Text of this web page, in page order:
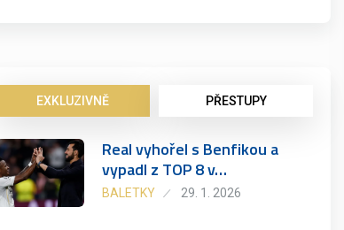
EXKLUZIVNĚ PŘESTUPY
Real vyhořel s Benfikou a
vypadl z TOP 8 v…
BALETKY 29. 1. 2026